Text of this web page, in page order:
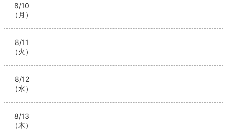
8/10
（月）
8/11
（火）
8/12
（水）
8/13
（木）